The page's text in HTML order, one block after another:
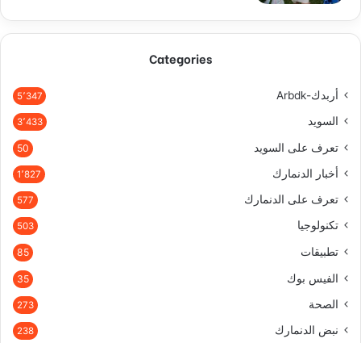
Categories
أربدك-Arbdk 5٬347
السويد 3٬433
تعرف على السويد 50
أخبار الدنمارك 1٬827
تعرف على الدنمارك 577
تكنولوجيا 503
تطبيقات 85
الفيس بوك 35
الصحة 273
نبض الدنمارك 238